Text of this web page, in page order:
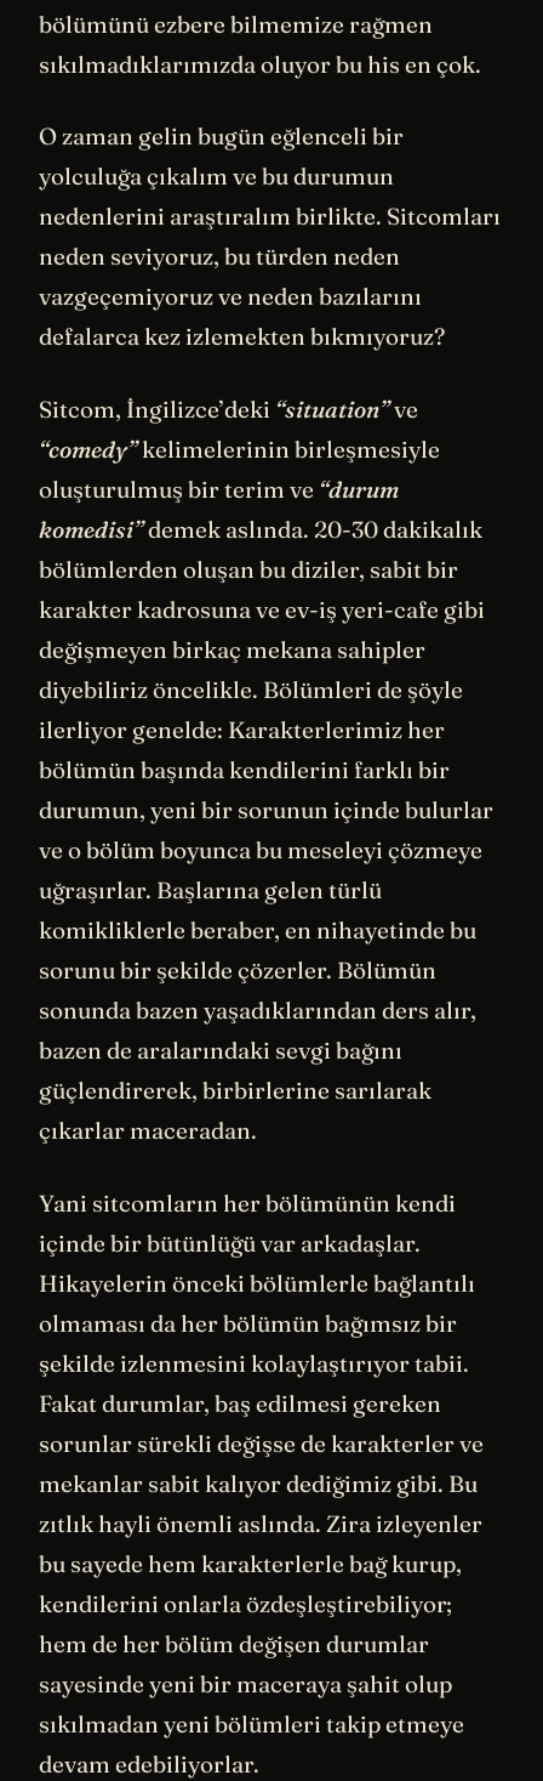
bölümünü ezbere bilmemize rağmen
sıkılmadıklarımızda oluyor bu his en çok.
O zaman gelin bugün eğlenceli bir
yolculuğa çıkalım ve bu durumun
nedenlerini araştıralım birlikte. Sitcomları
neden seviyoruz, bu türden neden
vazgeçemiyoruz ve neden bazılarını
defalarca kez izlemekten bıkmıyoruz?
Sitcom, İngilizce’deki “situation”ve
“comedy”kelimelerinin birleşmesiyle
oluşturulmuş bir terim ve “durum
komedisi”demek aslında. 20-30 dakikalık
bölümlerden oluşan bu diziler, sabit bir
karakter kadrosuna ve ev-iş yeri-cafe gibi
değişmeyen birkaç mekana sahipler
diyebiliriz öncelikle. Bölümleri de şöyle
ilerliyor genelde: Karakterlerimiz her
bölümün başında kendilerini farklı bir
durumun, yeni bir sorunun içinde bulurlar
ve o bölüm boyunca bu meseleyi çözmeye
uğraşırlar. Başlarına gelen türlü
komikliklerle beraber, en nihayetinde bu
sorunu bir şekilde çözerler. Bölümün
sonunda bazen yaşadıklarından ders alır,
bazen de aralarındaki sevgi bağını
güçlendirerek, birbirlerine sarılarak
çıkarlar maceradan.
Yani sitcomların her bölümünün kendi
içinde bir bütünlüğü var arkadaşlar.
Hikayelerin önceki bölümlerle bağlantılı
olmaması da her bölümün bağımsız bir
şekilde izlenmesini kolaylaştırıyor tabii.
Fakat durumlar, baş edilmesi gereken
sorunlar sürekli değişse de karakterler ve
mekanlar sabit kalıyor dediğimiz gibi. Bu
zıtlık hayli önemli aslında. Zira izleyenler
bu sayede hem karakterlerle bağ kurup,
kendilerini onlarla özdeşleştirebiliyor;
hem de her bölüm değişen durumlar
sayesinde yeni bir maceraya şahit olup
sıkılmadan yeni bölümleri takip etmeye
devam edebiliyorlar.